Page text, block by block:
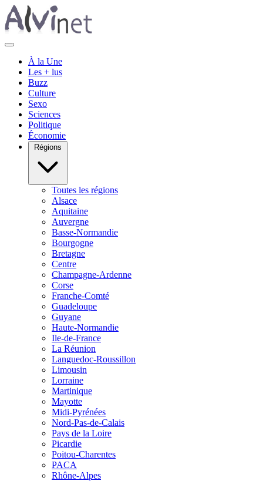
À la Une
Les + lus
Buzz
Culture
Sexo
Sciences
Politique
Économie
Régions
Toutes les régions
Alsace
Aquitaine
Auvergne
Basse-Normandie
Bourgogne
Bretagne
Centre
Champagne-Ardenne
Corse
Franche-Comté
Guadeloupe
Guyane
Haute-Normandie
Ile-de-France
La Réunion
Languedoc-Roussillon
Limousin
Lorraine
Martinique
Mayotte
Midi-Pyrénées
Nord-Pas-de-Calais
Pays de la Loire
Picardie
Poitou-Charentes
PACA
Rhône-Alpes